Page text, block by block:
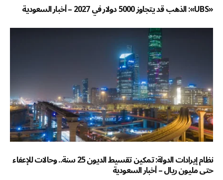
«UBS»: الذهب قد يتجاوز 5000 دولار في 2027 – أخبار السعودية
نظام إيرادات الدولة: تمكين تقسيط الديون 25 سنة.. وحالات للإعفاء
حتى مليون ريال – أخبار السعودية